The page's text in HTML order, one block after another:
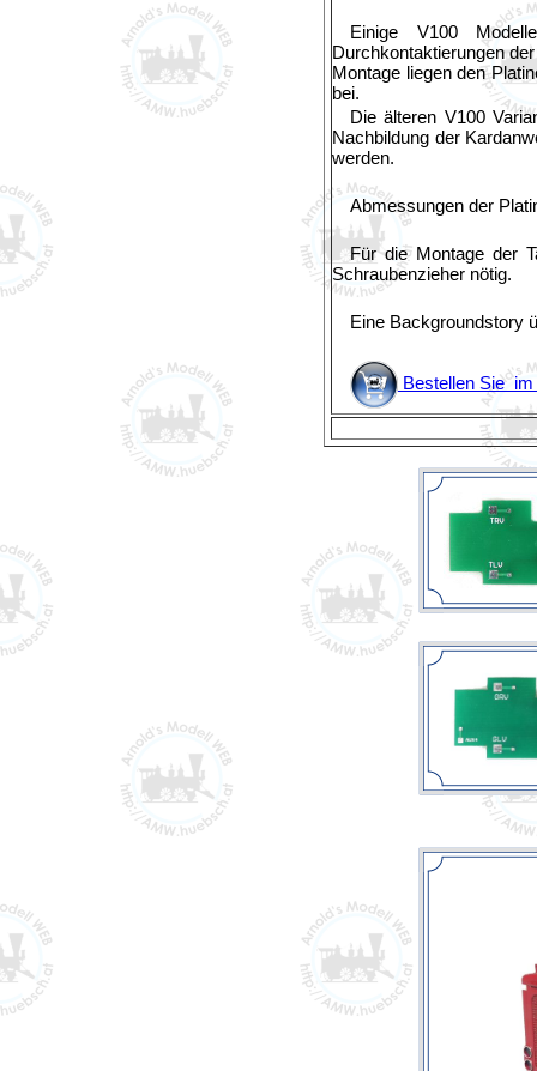
Einige V100
Durchkontaktierungen
Montage liegen den
bei.
Die älteren V100
Nachbildung der
werden.
Abmessungen der
Für die Montage der
Schraubenzieher nötig.
Eine Backgroundstory
Bestellen Sie